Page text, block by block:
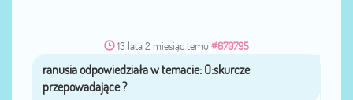
13 lata 2 miesiąc temu #670795
przezranusia